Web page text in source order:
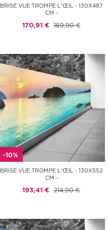
BRISE VUE TROMPE L'ŒIL - 130X487
CM -
170,91 € 189,90 €
-10%
BRISE VUE TROMPE L'ŒIL - 130X552
CM -
193,41 € 214,90 €